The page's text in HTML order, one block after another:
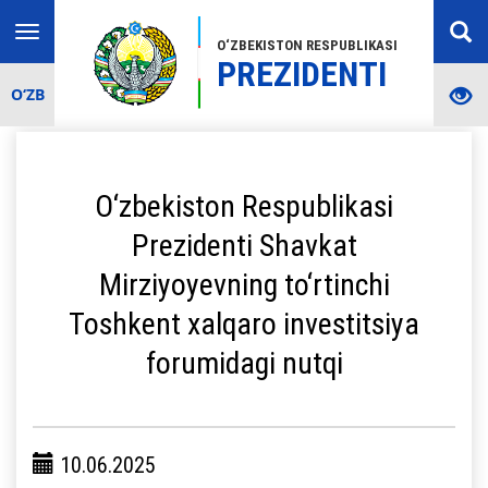
O‘ZBEKISTON RESPUBLIKASI
PREZIDENTI
Toggle
navigation
O‘ZB
O‘zbekiston Respublikasi
Prezidenti Shavkat
Mirziyoyevning to‘rtinchi
Toshkent xalqaro investitsiya
forumidagi nutqi
10.06.2025